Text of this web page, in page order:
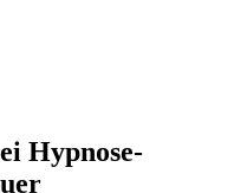
Hypnose-